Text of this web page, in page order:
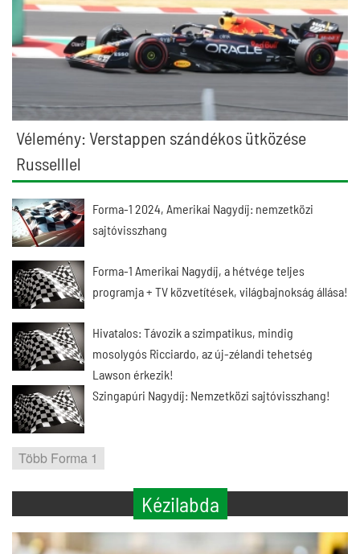
Vélemény: Verstappen szándékos ütközése
Russelllel
Forma-1 2024, Amerikai Nagydíj: nemzetközi
sajtóvisszhang
Forma-1 Amerikai Nagydíj, a hétvége teljes
programja + TV közvetítések, világbajnokság állása!
Hivatalos: Távozik a szimpatikus, mindig
mosolygós Ricciardo, az új-zélandi tehetség
Lawson érkezik!
Szingapúri Nagydíj: Nemzetközi sajtóvisszhang!
Több Forma 1
Kézilabda